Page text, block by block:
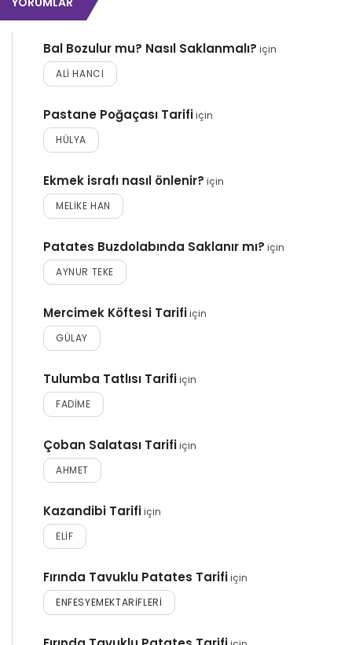
Bal Bozulur mu? Nasıl Saklanmalı? için
ALI HANCI
Pastane Poğaçası Tarifiiçin
HÜLYA
Ekmek israfı nasıl önlenir? için
MELIKE HAN
Patates Buzdolabında Saklanır mı? için
AYNUR TEKE
Mercimek Köftesi Tarifiiçin
GÜLAY
Tulumba Tatlısı Tarifiiçin
FADIME
Çoban Salatası Tarifiiçin
AHMET
Kazandibi Tarifiiçin
ELIF
Fırında Tavuklu Patates Tarifiiçin
ENFESYEMEKTARIFLERI